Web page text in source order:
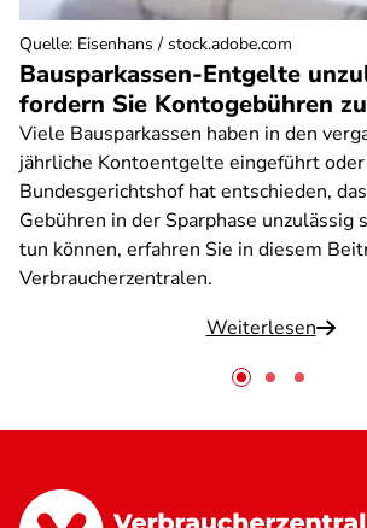
Bausparkassen-Entgelte
fordern Sie Kontogebühren
Viele Bausparkassen haben in den
jährliche Kontoentgelte eingeführt
Bundesgerichtshof hat entschieden,
Gebühren in der Sparphase unzulässig
tun können, erfahren Sie in diesem
Verbraucherzentralen.
Weiterlesen
Quelle: Eisenhans / stock.adobe.com